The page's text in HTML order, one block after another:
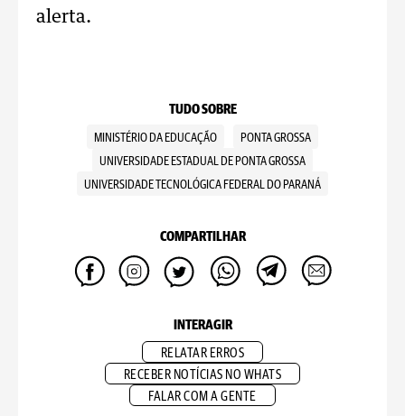
alerta.
TUDO SOBRE
MINISTÉRIO DA EDUCAÇÃO
PONTA GROSSA
UNIVERSIDADE ESTADUAL DE PONTA GROSSA
UNIVERSIDADE TECNOLÓGICA FEDERAL DO PARANÁ
COMPARTILHAR
INTERAGIR
RELATAR ERROS
RECEBER NOTÍCIAS NO WHATS
FALAR COM A GENTE